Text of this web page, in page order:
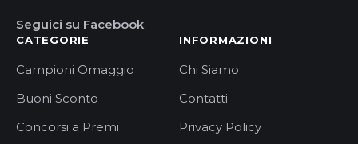
Seguici su Facebook
CATEGORIE
Campioni Omaggio
Buoni Sconto
Concorsi a Premi
INFORMAZIONI
Chi Siamo
Contatti
Privacy Policy